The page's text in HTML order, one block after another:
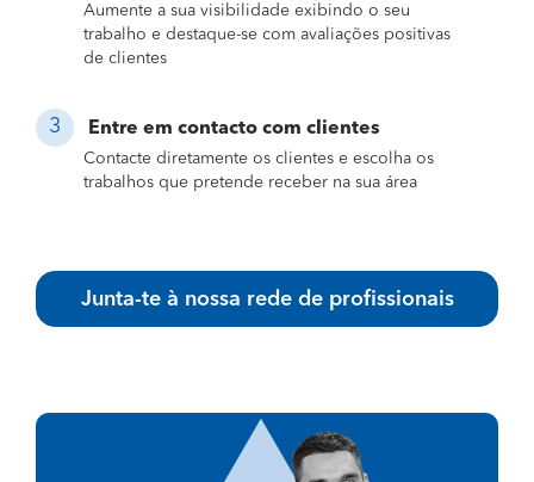
Aumente a sua visibilidade exibindo o seu
trabalho e destaque-se com avaliações positivas
de clientes
Entre em contacto com clientes
Contacte diretamente os clientes e escolha os
trabalhos que pretende receber na sua área
Junta-te à nossa rede de profissionais